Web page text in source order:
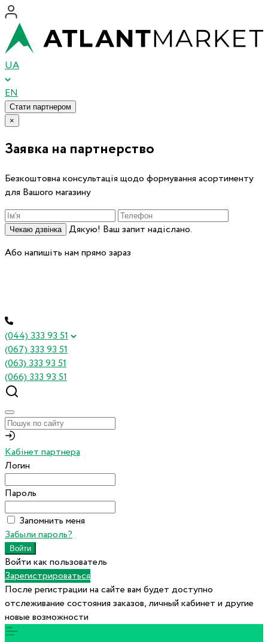
UA
EN
Стати партнером
×
Заявка на партнерство
Безкоштовна консультація щодо формування асортименту
для Вашого магазину
Чекаю дзвінка
Дякую! Ваш запит надіслано.
Або напишіть нам прямо зараз
(044) 333 93 51
(067) 333 93 51
(063) 333 93 51
(066) 333 93 51
Кабінет партнера
Логин
Пароль
Запомнить меня
Забыли пароль?
Войти как пользователь
Зарегистрироваться
После регистрации на сайте вам будет доступно
отслеживание состояния заказов, личный кабинет и другие
новые возможности